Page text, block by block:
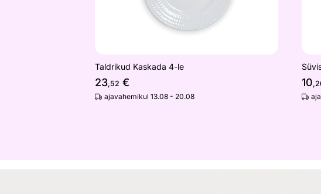
Taldrikud Kaskada 4-le
23,52 €
ajavahemikul 13.08 - 20.08
10